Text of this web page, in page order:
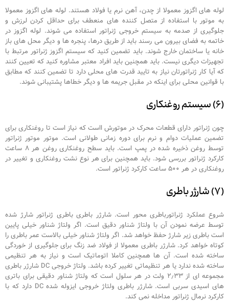
لوله های اگزوز معمولا از چدن، آهن نرم یا فولاد هستند. لوله های اگزوز معمولا
به موتور با استفاده از متصل کننده های منعطف برای حداقل کردن لرزش و
جلوگیری از صدمه به سیستم خروجی ژنراتور استفاده می شوند. لوله اگزوز در
خاتمه به فضای بیرون می رسند باید از طریق درها، پنجره ها و دیگر محل های باز
خانه یا ساختمان خارج شوند. باید تضمین کنید که سیستم اگزوز ژنراتور مرتبط با
تجهیزات دیگری نیست. باید همچنین باید افراد معتبر مشاوره کنید که تعیین کنند
که آیا کار ژنراتورتان نیاز به تایید قدرت های محلی دارد تا تضمین کنند که مطابق
با قوانین محلی برای اینکه در مقبل جریمه ها و دیگر خطاها پشتیبانی شوند.
(۶) سیستم روغنکاری
چون ژنراتور دارای قطعات محرک در موتورش ااست که نیاز است تا روغنکاری برای
تضمین عملیات دوام و نرم برای دوره زمانی طولانی است. موتور موتور ژنراتور
توسط روغن ذخیره شده در پمپ است. باید سطح روغنکاری روغن هر ۸ ساعت
کارکرد ژنراتور بررسی شود. باید همچنین برای هر نوع نشت روغنکاری و تغییر در
روغنکاری در هر ۵۰۰ ساعت کارکرد ژنراتور است.
(۷) شارژر باطری
شروع عملکرد ژنراتورباطری محور است. شارژر باطری باطری ژنراتور شارژ شده
توسط عرضه نمودن آن با ولتاژ شناور دقیق است. اگر ولتاژ شناور خیلی پایین
است باطری زیر شارژ حفظ خواهد شد. اگر ولتاژ شناور خیلی بالاست عمر باطری را
کوتاه خواهد کرد. شارژر باطری معمولا از فولاد ضد زنگ برای جلوگیری از خوردگی
ساخته شده است. آن ها همچنین کاملا اتوماتیک است و نیاز به هر تنظیمی
ساخته شده ندارد یا هر تنظیماتی تغییر کرده باشد. ولتاژ خروجی DC شارژر باطری
مجموعه ای از ۲٫۳۳ ولت در هر سلول است که ولتاژ شناور دقیقی برای باتری
های اسیدی سربی است. شارژر باطری ولتاژ خروجی ایزوله شده DC دارد که با
کارکرد نرمال ژنراتور مداخله نمی کند.